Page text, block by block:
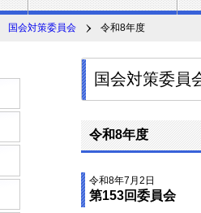
国会対策委員会 令和8年度
国会対策委員
令和8年度
令和8年7月2日
第153回委員会